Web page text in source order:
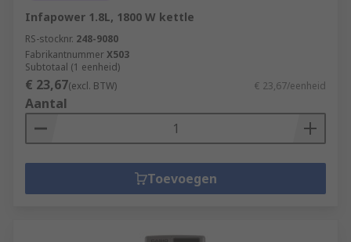
Infapower 1.8L, 1800 W kettle
RS-stocknr. 248-9080
FabrikantnummerX503
Subtotaal (1 eenheid)
€ 23,67(excl. BTW) € 23,67/eenheid
Aantal
Toevoegen